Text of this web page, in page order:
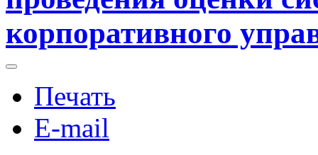
корпоративного
Печать
E-mail